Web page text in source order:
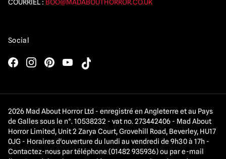
COURRIEL : BOO@MADABOUTHORROR.CO.UK
Social
2026 Mad About Horror Ltd - enregistré en Angleterre et au Pays
de Galles sous le n°. 10538232 - vat no. 273442406 - Mad About
Horror Limited, Unit 2 Zarya Court, Grovehill Road, Beverley, HU17
0JG - Horaires d'ouverture du lundi au vendredi de 9h30 à 17h -
Contactez-nous par téléphone (01482 935936) ou par e-mail